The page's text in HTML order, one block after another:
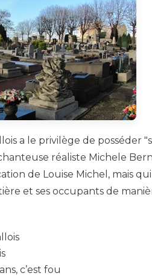
a le privilège de posséder
réaliste Michele
de Louise Michel, mais
et ses occupants de
c’est fou